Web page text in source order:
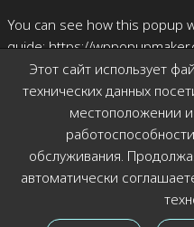
Этот сайт использует
технических данных
местоположении
обслуживания.
автоматически
You can see how this popup
guide: https://
announcement-popups/
Позвоните мне